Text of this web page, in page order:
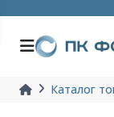
Каталог